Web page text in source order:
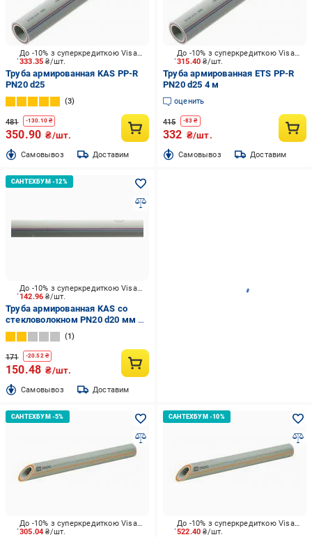
333.35₴/шт.
До -10% з суперкредиткою Visa Вигода
Труба армированная KAS PP-R
PN20 d25
3
481 -130.10 ₴
350.90 ₴/шт.
Cамовывоз Доставим
315.40₴/шт.
До -10% з суперкредиткою Visa Вигода
Труба армированная ETS PP-R
PN20 d25 4 м
оценить
415 -83 ₴
332 ₴/шт.
Cамовывоз Доставим
142.96₴/шт.
До -10% з суперкредиткою Visa Вигода
Труба армированная KAS со
стекловолокном PN20 d20 мм 2
м
1
171 -20.52₴
150.48 ₴/шт.
Cамовывоз Доставим
305.04₴/шт.
До -10% з суперкредиткою Visa Вигода
522.40₴/шт.
До -10% з суперкредиткою Visa Вигода